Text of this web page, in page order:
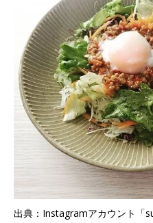
出典：Instagramアカウント「